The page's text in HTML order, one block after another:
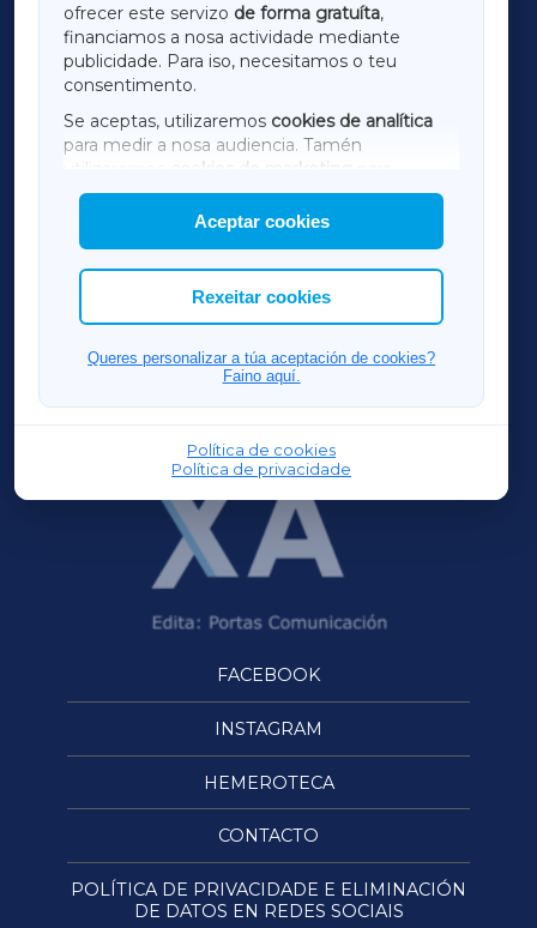
ofrecer este servizo de forma gratuíta,
financiamos a nosa actividade mediante
publicidade. Para iso, necesitamos o teu
consentimento.
Se aceptas, utilizaremos cookies de analítica
para medir a nosa audiencia. Tamén
utilizaremos
cookies de marketing
mostrar publicidade de terceiros.
Así mesmo, podes personalizar a elección das
cookies que desexas permitir.
Aceptar cookies
Rexeitar cookies
Queres personalizar a túa aceptación de cookies?
Faino aquí.
Política de cookies
Política de privacidade
TERRACHAXA
AMARIÑAXA
RIBEIRASACRAXA
ACORUÑAXA
FERROLXA
OURENSEXA
FACEBOOK
INSTAGRAM
HEMEROTECA
CONTACTO
POLÍTICA DE PRIVACIDADE E ELIMINACIÓN
DE DATOS EN REDES SOCIAIS